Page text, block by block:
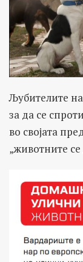
Љубителите
за да се
во својата
„животните